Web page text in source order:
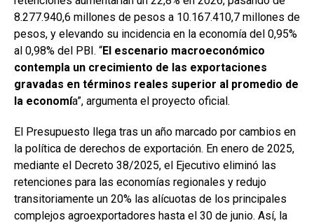
8.277.940,6 millones de pesos a 10.167.410,7 millones de
pesos, y elevando su incidencia en la economía del 0,95%
al 0,98% del PBI. “El escenario macroeconómico
contempla un crecimiento de las exportaciones
gravadas en términos reales superior al promedio de
la economía”, argumenta el proyecto oficial.
El Presupuesto llega tras un año marcado por cambios en
la política de derechos de exportación. En enero de 2025,
mediante el Decreto 38/2025, el Ejecutivo eliminó las
retenciones para las economías regionales y redujo
transitoriamente un 20% las alícuotas de los principales
complejos agroexportadores hasta el 30 de junio. Así, la